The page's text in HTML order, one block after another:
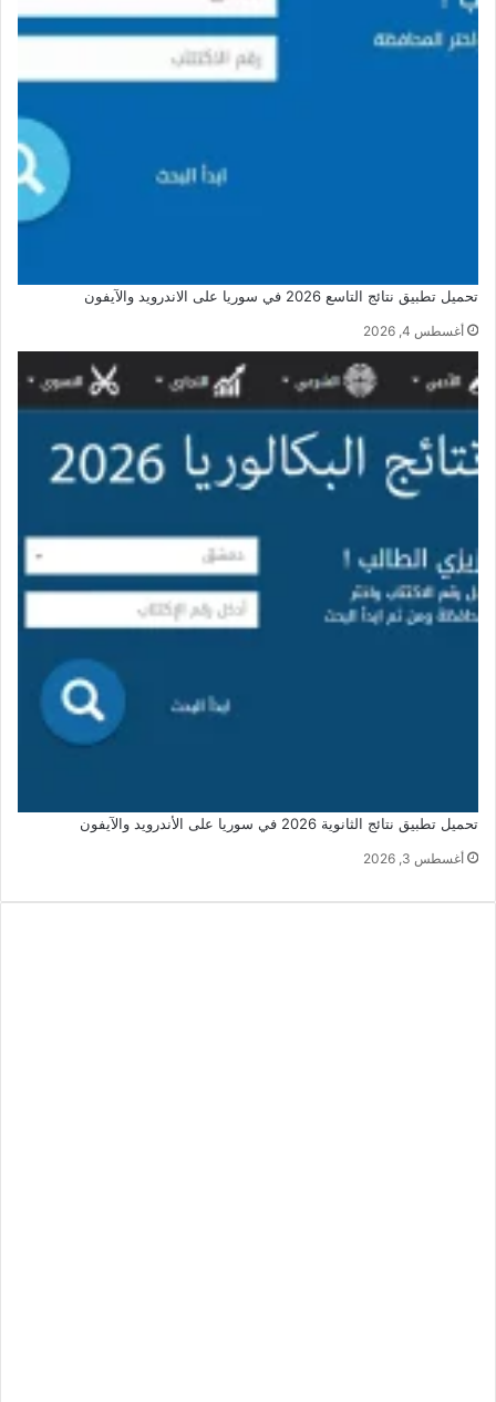
تحميل تطبيق نتائج التاسع 2026 في سوريا على الاندرويد والآيفون
أغسطس 4, 2026
تحميل تطبيق نتائج الثانوية 2026 في سوريا على الأندرويد والآيفون
أغسطس 3, 2026